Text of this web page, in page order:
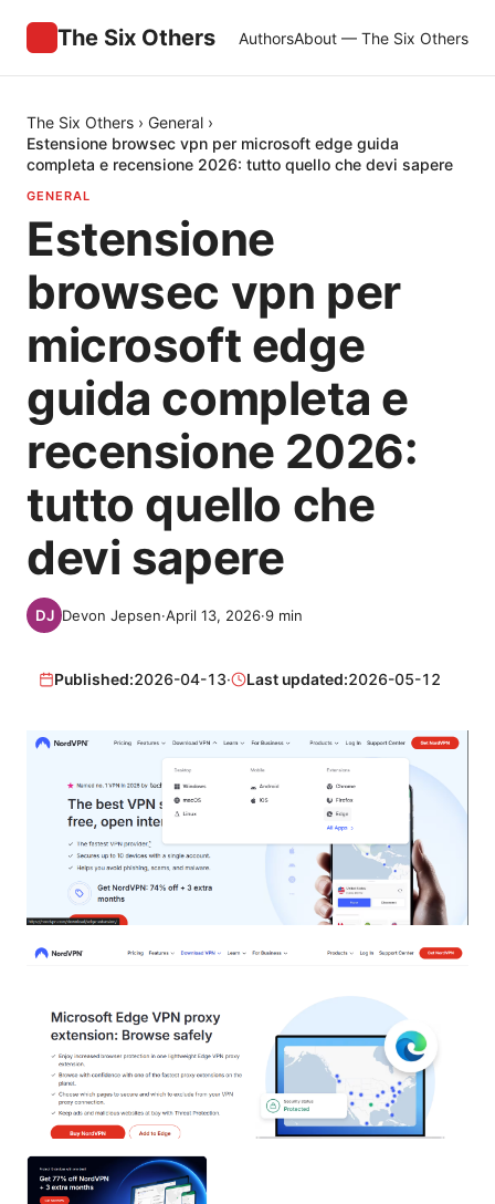
The Six Others AuthorsAbout — The Six Others
The Six Others › General ›
Estensione browsec vpn per microsoft edge guida
completa e recensione 2026: tutto quello che devi sapere
GENERAL
Estensione
browsec vpn per
microsoft edge
guida completa e
recensione 2026:
tutto quello che
devi sapere
Devon Jepsen·April 13, 2026·9 min
Published:2026-04-13· Last updated:2026-05-12